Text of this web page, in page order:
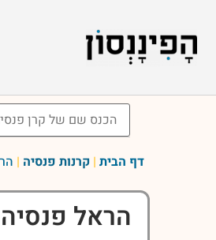
דף הבית | קרנות פנסיה |
הראל